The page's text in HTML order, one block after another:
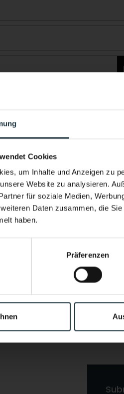
Cookies
um Inhalte und Anzeigen zu
Website zu analysieren.
für soziale Medien,
Daten zusammen, die
haben.
Präferenzen
(climbing, ski touring,
(hiking, skiing, guided
Carp
data entered by me
on the basis of the
Heated
the Pitztal
Come